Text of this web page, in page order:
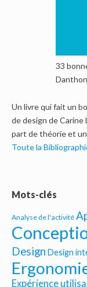
33
Un livre qui fait un
de design de Carine
part de théorie et
Toute la
Mots-clés
Analyse de l'activité
Design Design
Expérience